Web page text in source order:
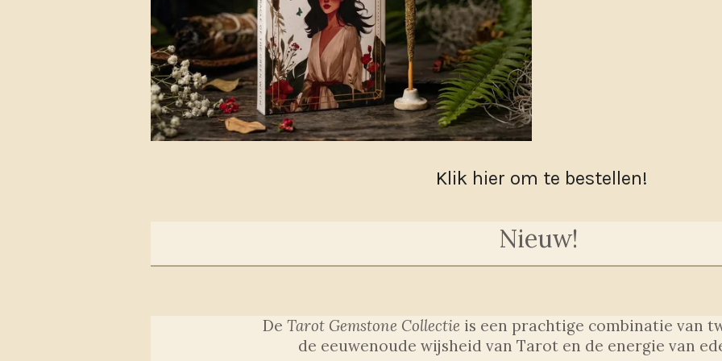
Klik hier om te bestellen!
Nieuw!
De Tarot Gemstone Collectie is een prachtige combinatie van
de eeuwenoude wijsheid van Tarot en de energie van